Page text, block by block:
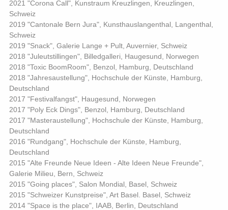
2021 "Corona Call", Kunstraum Kreuzlingen, Kreuzlingen,
Schweiz
2019 "Cantonale Bern Jura", Kunsthauslangenthal, Langenthal,
Schweiz
2019 "Snack", Galerie Lange + Pult, Auvernier, Schweiz
2018 "Juleutstillingen", Billedgalleri, Haugesund, Norwegen
2018 "Toxic BoomRoom", Benzol, Hamburg, Deutschland
2018 "Jahresaustellung", Hochschule der Künste, Hamburg,
Deutschland
2017 "Festivalfangst", Haugesund, Norwegen
2017 "Poly Eck Dings", Benzol, Hamburg, Deutschland
2017 "Masteraustellung", Hochschule der Künste, Hamburg,
Deutschland
2016 "Rundgang", Hochschule der Künste, Hamburg,
Deutschland
2015 "Alte Freunde Neue Ideen - Alte Ideen Neue Freunde",
Galerie Milieu, Bern, Schweiz
2015 "Going places", Salon Mondial, Basel, Schweiz
2015 "Schweizer Kunstpreise", Art Basel. Basel, Schweiz
2014 "Space is the place", IAAB, Berlin, Deutschland